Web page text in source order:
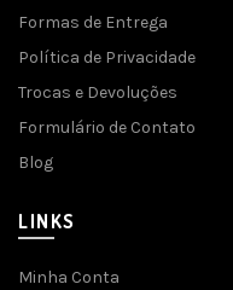
Formas de Entrega
Política de Privacidade
Trocas e Devoluções
Formulário de Contato
Blog
LINKS
Minha Conta